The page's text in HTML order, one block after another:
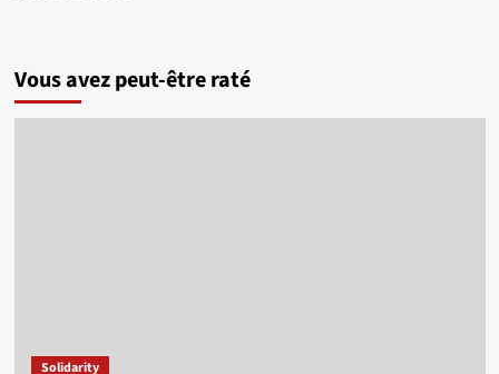
Vous avez peut-être raté
Solidarity